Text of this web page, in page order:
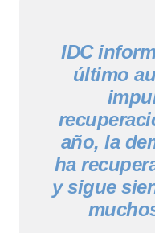
IDC
último
año, la
ha
y sigue